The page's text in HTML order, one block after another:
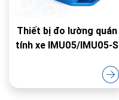
Thiết bị đo lường quán
tính xe IMU05/IMU05-S